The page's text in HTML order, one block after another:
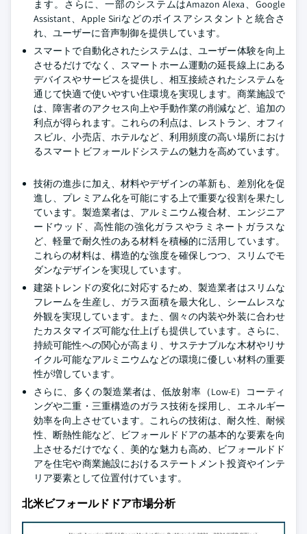
ます。さらに、一部のシステムはAmazon Alexa、Google
Assistant、Apple Siriなどのボイスアシスタントと統合さ
れ、ユーザーに音声制御を提供しています。
スマートで自動化されたシステムは、ユーザー体験を向上
させるだけでなく、スマートホーム運動の延長線上にある
デバイスやサービスを提供し、相互接続されたシステムを
通じて快適で使いやすい住環境を実現します。商業施設で
は、障害者のアクセス向上や手動作業の削減など、追加の
利点が得られます。これらの利点は、レストラン、オフィ
スビル、小売店、ホテルなど、利用頻度の高い場所におけ
るスマートビフォールドシステムの魅力を高めています。
技術の進歩に加え、材料やデザインの革新も、差別化を促
進し、プレミアム化を可能にする上で重要な役割を果たし
ています。製造業者は、アルミニウム複合材、エンジニア
ードウッド、高性能の強化ガラスやラミネートガラスな
ど、軽量で耐久性のある材料を積極的に活用しています。
これらの材料は、構造的な強度を確保しつつ、スリムでモ
ダンなデザインを実現しています。
建築トレンドの変化に対応するため、製造業者はスリムな
フレームを生産し、ガラス面積を最大化し、シームレスな
外観を実現しています。また、個々の内装や外装に合わせ
たカスタマイズ可能な仕上げも提供しています。さらに、
持続可能性への関心が高まり、サステナブルな木材やリサ
イクル可能なアルミニウムなどの環境に優しい材料の重要
性が増しています。
さらに、多くの製造業者は、低放射率（Low-E）コーティ
ングや二重・三重構造のガラス技術を採用し、エネルギー
効率を向上させています。これらの技術は、耐久性、耐候
性、断熱性能など、ビフォールドドアの基本的な要素を向
上させるだけでなく、美的な魅力も高め、ビフォールドド
アを住宅や商業施設におけるステートメント投資やインテ
リア要素として位置付けています。
北米ビフォールドドア市場分析